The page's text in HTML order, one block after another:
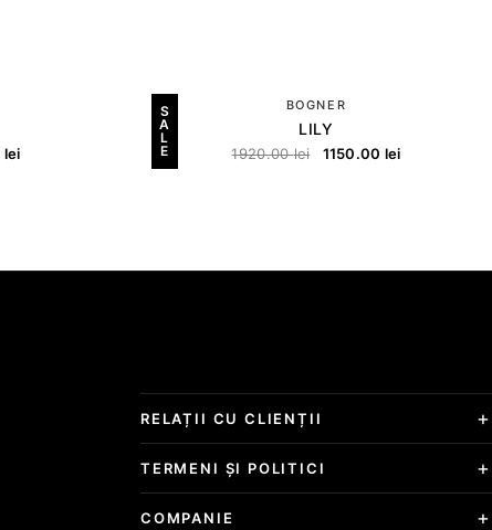
lei
S
A
L
E
BOGNER
LILY
1920.00lei 1150.00 lei
RELAȚII CU CLIENȚII
TERMENI ȘI POLITICI
COMPANIE